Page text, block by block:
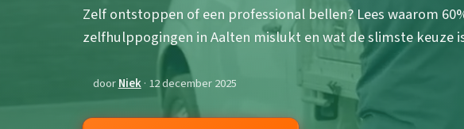
Zelf ontstoppen of een professional bellen? Lees waarom
zelfhulppogingen in Aalten mislukt en wat de slimste keuze
doorNiek· 12 december 2025